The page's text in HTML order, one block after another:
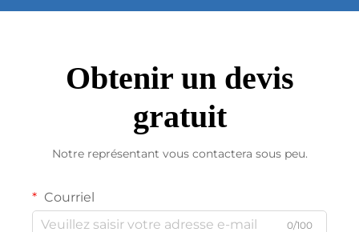
Obtenir un devis
gratuit
Notre représentant vous contactera sous peu.
Courriel
0/100